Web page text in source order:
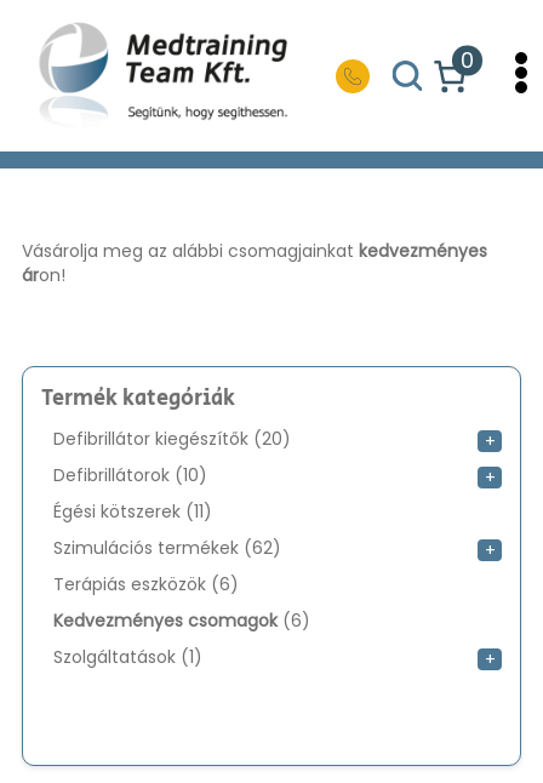
0
Vásárolja meg az alábbi csomagjainkat kedvezményes
áron!
Termék kategóriák
Defibrillátor kiegészítők 2020
+
Defibrillátorok 1010
termék
+
Égési kötszerek 1111
termék
Szimulációs termékek 6262
+
Terápiás eszközök 66
termék
Kedvezményes csomagok 66
Szolgáltatások 11
+